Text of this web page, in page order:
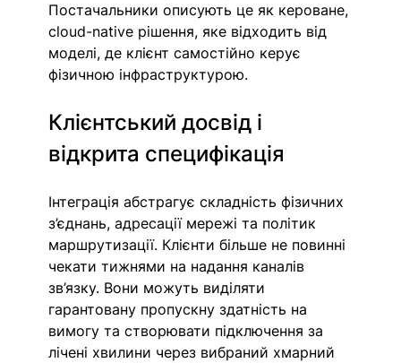
Постачальники описують це як кероване,
cloud-native рішення, яке відходить від
моделі, де клієнт самостійно керує
фізичною інфраструктурою.
Клієнтський досвід і
відкрита специфікація
Інтеграція абстрагує складність фізичних
з’єднань, адресації мережі та політик
маршрутизації. Клієнти більше не повинні
чекати тижнями на надання каналів
зв’язку. Вони можуть виділяти
гарантовану пропускну здатність на
вимогу та створювати підключення за
лічені хвилини через вибраний хмарний